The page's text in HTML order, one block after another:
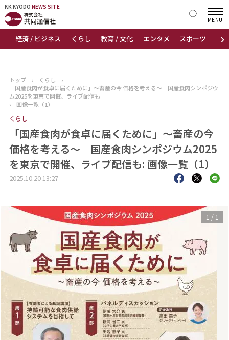
KK KYODO NEWS SITE
›
経済 / ビジネス くらし 教育 / 文化 エンタメ スポーツ 地域
MENU
KK KYODONEWS SITE
トップページ
ニュース
おすすめコンテンツ
出版物
会社概要
トップ › くらし
›
「国産食肉が食卓に届くために」～畜産の今 価格を考える～ 国産食肉シンポジウ
ム2025を東京で開催、ライブ配信も
›
画像一覧（1）
くらし
「国産食肉が食卓に届くために」～畜産の今
価格を考える～ 国産食肉シンポジウム2025
を東京で開催、ライブ配信も: 画像一覧（1）
2025.10.20 13:27
1 / 1